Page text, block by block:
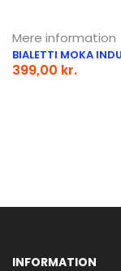
Mere information
BIALETTI MOKA
399,00 kr.
INFORMATION